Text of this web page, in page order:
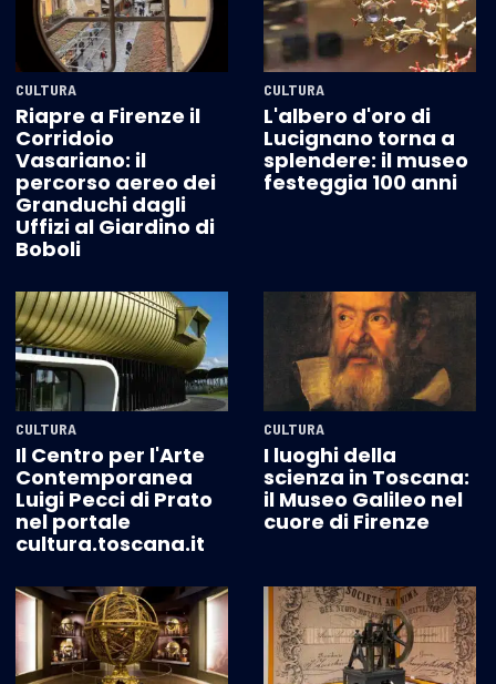
CULTURA
Riapre a Firenze il
Corridoio
Vasariano: il
percorso aereo dei
Granduchi dagli
Uffizi al Giardino di
Boboli
CULTURA
L'albero d'oro di
Lucignano torna a
splendere: il museo
festeggia 100 anni
CULTURA
Il Centro per l'Arte
Contemporanea
Luigi Pecci di Prato
nel portale
cultura.toscana.it
CULTURA
I luoghi della
scienza in Toscana:
il Museo Galileo nel
cuore di Firenze